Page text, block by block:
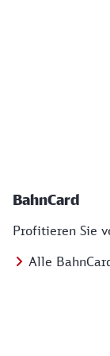
BahnCard
Profitieren Sie
Alle